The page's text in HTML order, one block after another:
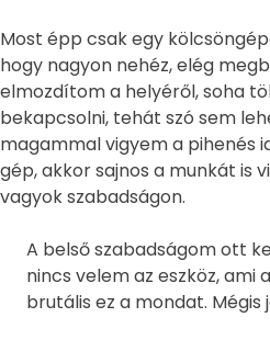
Most épp csak egy
hogy nagyon nehéz, elég
elmozdítom a helyéről, soha
bekapcsolni, tehát szó sem
magammal vigyem a pihenés
gép, akkor sajnos a munkát is
vagyok szabadságon.
A belső szabadságom ott
nincs velem az eszköz, ami
brutális ez a mondat. Mégis